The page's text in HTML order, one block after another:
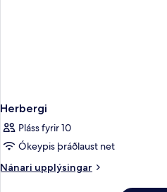
Herbergi
Pláss fyrir 10
Ókeypis þráðlaust net
Nánari upplýsingar
Nánari